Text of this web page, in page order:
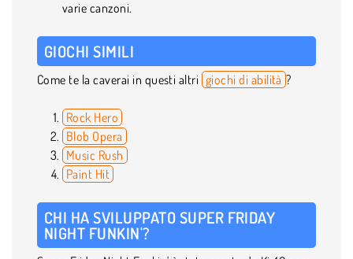
varie canzoni.
GIOCHI SIMILI
Come te la caverai in questi altri giochi di abilità ?
Rock Hero
Blob Opera
Music Rush
Paint Hit
CHI HA SVILUPPATO SUPER FRIDAY
NIGHT FUNKIN'?